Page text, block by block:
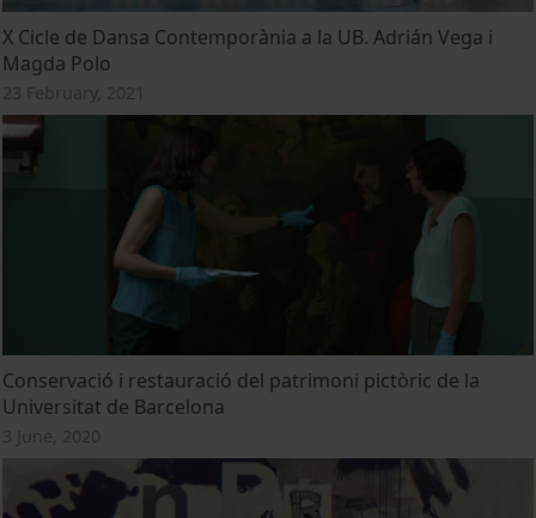
X Cicle de Dansa Contemporània a la UB. Adrián Vega i
Magda Polo
23 February, 2021
Conservació i restauració del patrimoni pictòric de la
Universitat de Barcelona
3 June, 2020